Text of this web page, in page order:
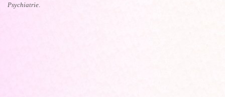
Psychiatrie